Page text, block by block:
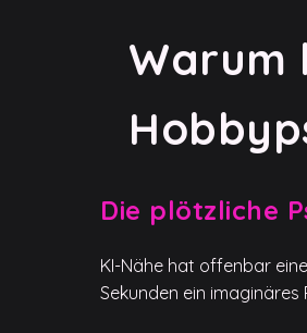
Warum
Die plötzliche
KI-Nähe hat offenbar
Sekunden ein